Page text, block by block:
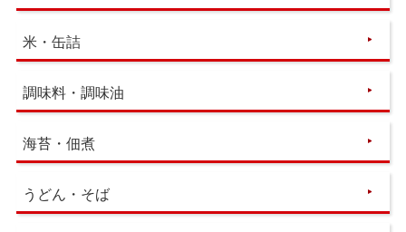
米・缶詰
調味料・調味油
海苔・佃煮
うどん・そば